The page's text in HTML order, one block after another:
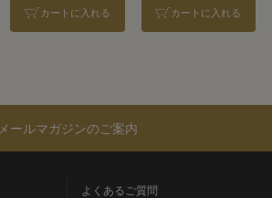
カートに入れる カートに入れる
メールマガジンのご案内
よくあるご質問